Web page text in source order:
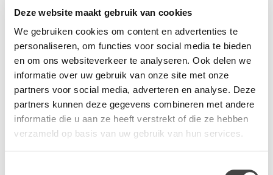
Deze website maakt gebruik van cookies
We gebruiken cookies om content en advertenties te
personaliseren, om functies voor social media te bieden
en om ons websiteverkeer te analyseren. Ook delen we
informatie over uw gebruik van onze site met onze
partners voor social media, adverteren en analyse. Deze
partners kunnen deze gegevens combineren met andere
informatie die u aan ze heeft verstrekt of die ze hebben
verzameld op basis van uw gebruik van hun services.
Belcel HushFree S
Met de HushFree S
akoestische cabine kunt u
veel meer tijd besteden aan
online vergaderingen en…
Bejot Quadra akoestische
De Bejot Quadra belcel is
een rustige omgeving die
wordt geproduceerd met
akoestische materialen.…